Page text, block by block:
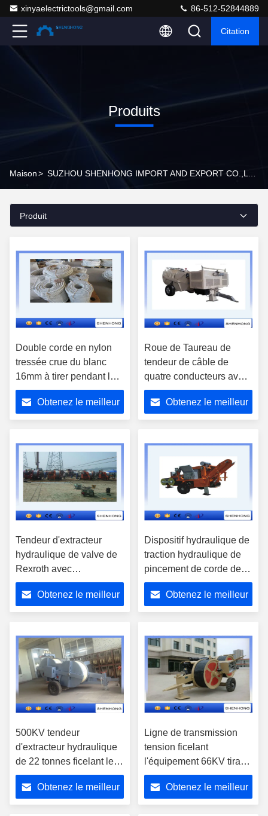
xinyaelectrictools@gmail.com 86-512-52844889
Citation
Produits
Maison>
Produit
Double corde en nylon
tressée crue du blanc
16mm à tirer pendant la
tour Eerection
Obtenez le meilleur
Roue de Taureau de
tendeur de câble de
quatre conducteurs avec
MC Wearproof Linin en
nylon SA-YZ4×50
Obtenez le meilleur
Tendeur d'extracteur
hydraulique de valve de
Rexroth avec
hydraulique
refroidissement à l'huile
Obtenez le meilleur
Dispositif hydraulique de
traction hydraulique de
pincement de corde de
traction de machine de
ligne électrique aérienne
Obtenez le meilleur
500KV tendeur
d'extracteur hydraulique
de 22 tonnes ficelant le
moteur diesel refroidi à
l'eau de 2 conducteurs
Obtenez le meilleur
Ligne de transmission
tension ficelant
l'équipement 66KV tirant
le conducteur simple
d'ACSRObtenez le meilleur